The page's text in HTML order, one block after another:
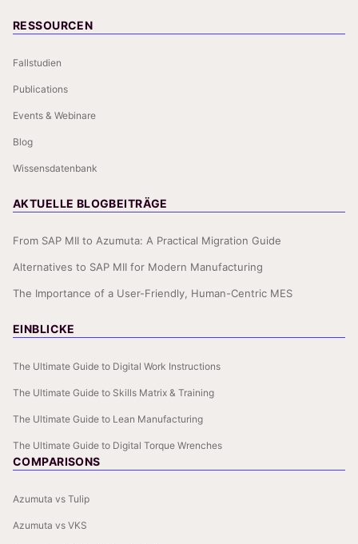
RESSOURCEN
Fallstudien
Publications
Events & Webinare
Blog
Wissensdatenbank
AKTUELLE BLOGBEITRÄGE
From SAP MII to Azumuta: A Practical Migration Guide
Alternatives to SAP MII for Modern Manufacturing
The Importance of a User-Friendly, Human-Centric MES
EINBLICKE
The Ultimate Guide to Digital Work Instructions
The Ultimate Guide to Skills Matrix & Training
The Ultimate Guide to Lean Manufacturing
The Ultimate Guide to Digital Torque Wrenches
COMPARISONS
Azumuta vs Tulip
Azumuta vs VKS